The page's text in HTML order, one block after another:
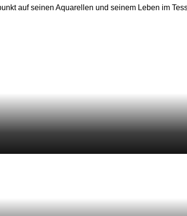
auf seinen Aquarellen und seinem Leben im